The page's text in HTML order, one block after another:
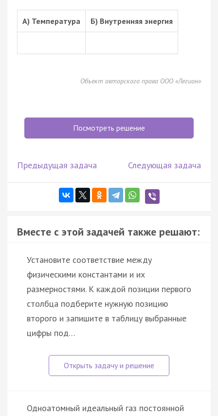
А) Температура Б) Внутренняя энергия
Объект авторского права ООО «Легион»
Посмотреть решение
Предыдущая задача Следующая задача
Вместе с этой задачей также решают:
Установите соответствие между
физическими константами и их
размерностями. К каждой позиции первого
столбца подберите нужную позицию
второго и запишите в таблицу выбранные
цифры под…
Одноатомный идеальный газ постоянной